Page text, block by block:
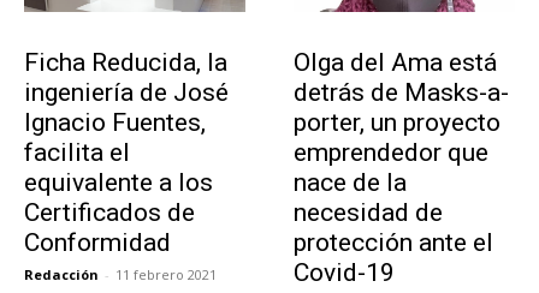
Ficha Reducida, la
ingeniería de José
Ignacio Fuentes,
facilita el
equivalente a los
Certificados de
Conformidad
Redacción - 11 febrero 2021
Olga del Ama está
detrás de Masks-a-
porter, un proyecto
emprendedor que
nace de la
necesidad de
protección ante el
Covid-19